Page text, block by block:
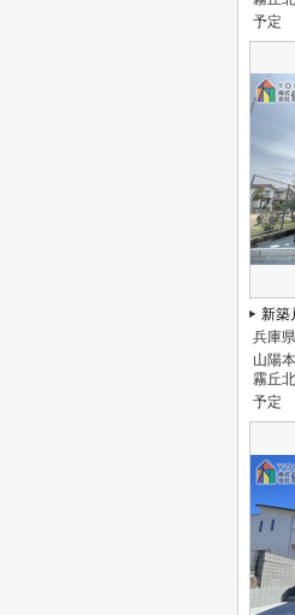
予定
新築
兵庫
山陽
霧丘
予定